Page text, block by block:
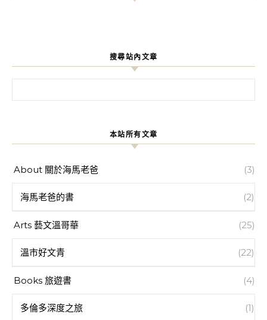
搜尋站內文章
本站所有文章
About 關於海馬老爸 (3)
海馬老爸的書 (2)
Arts 藝文溫哥華 (25)
溫市好文青 (22)
Books 旅遊書 (4)
多倫多深度之旅 (1)